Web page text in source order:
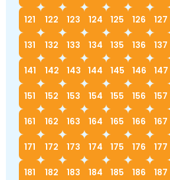
121 122 123 124 125 126 127
131 132 133 134 135 136 137
141 142 143 144 145 146 147
151 152 153 154 155 156 157
161 162 163 164 165 166 167
171 172 173 174 175 176 177
181 182 183 184 185 186 187